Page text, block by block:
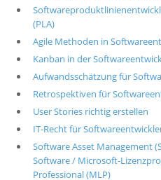
(PLA)
Agile Methoden in
Kanban in der
Aufwandsschätzung für
Retrospektiven für
User Stories richtig erstellen
IT-Recht für
Software Asset Management
Software / Microsoft-
Professional (MLP)